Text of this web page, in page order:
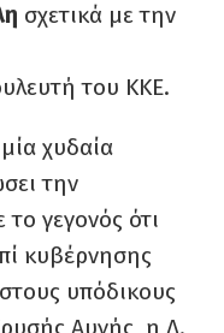
σχετικά με την
του ΚΚΕ.
χυδαία
την
γεγονός ότι
κυβέρνησης
υπόδικους